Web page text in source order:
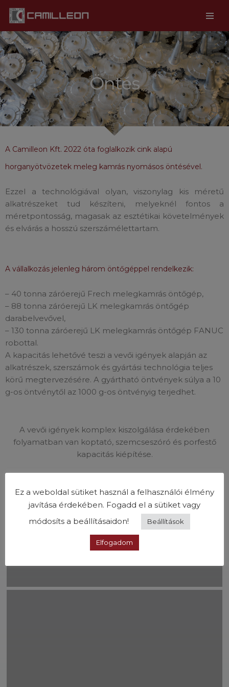
to
content
Öntés
A Camilleon Kft. 2022 óta foglalkozik cink alapú
horganyötvözetek meleg kamrás nyomásos öntésével.
Ezzel a technológiával olyan, viszonylag kis méretű
alkatrészeket tud készíteni, melyeknél fontos a
méretpontosság, magasak az esztétikai követelmények
és elvárás a hosszú szerszámélettartam.
A vállalkozás jelenleg három öntőgéppel rendelkezik:
– 40 tonna záróerejű Frech melegkamrás öntőgép,
– 88 tonna záróerejű LK melegkamrás öntőgép
darabelvevővel,
– 130 tonna záróerejű LK melegkamrás öntőgép FANUC
robottal.
A kapacitás lehetővé teszi a vevői igények alapján az
alkatrészek, szerszámok és gyártási technológia teljes
körű megtervezésére. A gyártható öntvények súlya a 10
g-os öntvénytől az 1000 g-os öntvényig terjedhet.
A vevői igények komplex kiszolgálása érdekében
folyamatban van koptató, szemcseszóró és porfestő
kapacitás kiépítése.
Travel
Ez a weboldal sütiket használ a felhasználói élmény
javítása érdekében. Fogadd el a sütiket vagy
módosíts a beállításaidon!
Beállítások
Elfogadom